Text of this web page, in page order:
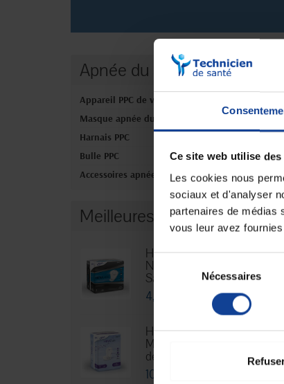
Ce site web utilise des
Les cookies nous
sociaux et d'analyser
partenaires de médias
vous leur avez
consentement
Nécessaires
Apnée du sommeil
Appareil PPC de voyage
Masque apnée du sommeil
Harnais PPC
Bulle PPC
Accessoires apnée du sommeil
Meilleures ventes
Hexamen
Niveau 3 -
Sachet...
4,76 €
HEXA Lady
Maxi - Sachet
de 30
10,88 €